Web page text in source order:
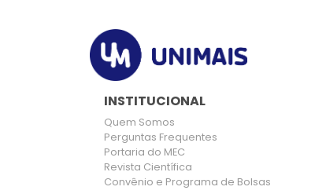
INSTITUCIONAL
Quem Somos
Perguntas Frequentes
Portaria do MEC
Revista Científica
Convênio e Programa de Bolsas